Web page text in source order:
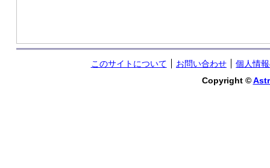
このサイトについて お問い合わせ
個人情
Copyright ©